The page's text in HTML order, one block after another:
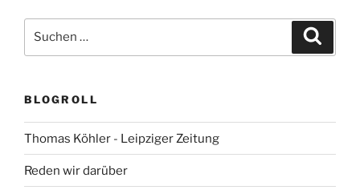
nach:
BLOGROLL
Thomas Köhler - Leipziger Zeitung
Reden wir darüber